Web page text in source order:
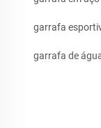
garrafa
garrafa de